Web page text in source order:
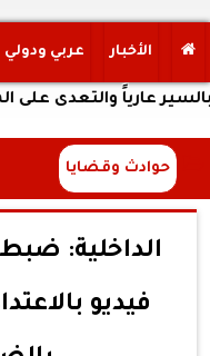
الأخبار عربي ودولي
والتعدى على المارة
حوادث وقضايا
الداخلية:
فيديو